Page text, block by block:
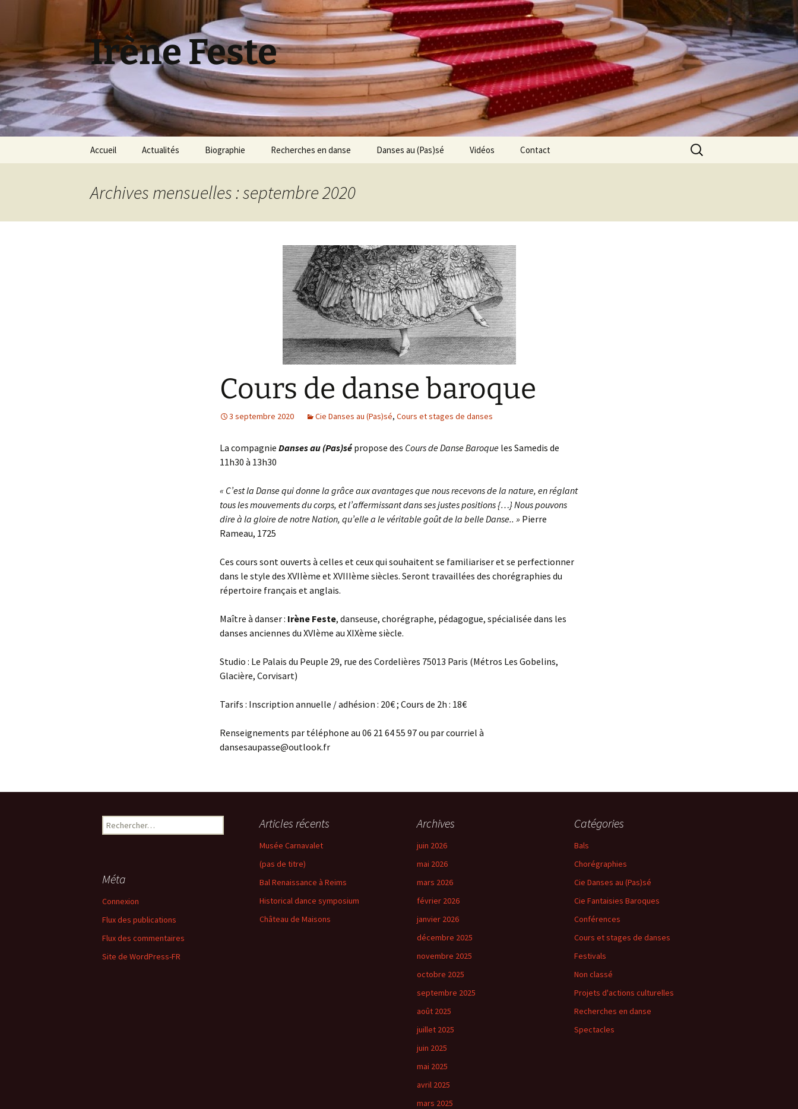
Irène Feste
Accueil Actualités Biographie Recherches en danse
200 ans de traités de
danse 1823 – 2023
Danse baroque
« Le Maître à danser », de
Pierre Rameau
Danses au (Pas)sé
chaussons
Une petite histoire de la
danse baroque
Les Illustres
Terpsichores
Vidéos Contact
Rechercher :
Archives mensuelles : septembre 2020
Cours de danse baroque
3 septembre 2020 Cie Danses au (Pas)sé, Cours et stages de danses
La compagnie Danses au (Pas)sé propose des Cours de Danse Baroque les Samedis de
11h30 à 13h30
« C’est la Danse qui donne la grâce aux avantages que nous recevons de la nature, en réglant
tous les mouvements du corps, et l’affermissant dans ses justes positions {…} Nous pouvons
dire à la gloire de notre Nation, qu’elle a le véritable goût de la belle Danse.. » Pierre
Rameau, 1725
Ces cours sont ouverts à celles et ceux qui souhaitent se familiariser et se perfectionner
dans le style des XVIIème et XVIIIème siècles. Seront travaillées des chorégraphies du
répertoire français et anglais.
Maître à danser : Irène Feste, danseuse, chorégraphe, pédagogue, spécialisée dans les
danses anciennes du XVIème au XIXème siècle.
Studio : Le Palais du Peuple 29, rue des Cordelières 75013 Paris (Métros Les Gobelins,
Glacière, Corvisart)
Tarifs : Inscription annuelle / adhésion : 20€ ; Cours de 2h : 18€
Renseignements par téléphone au 06 21 64 55 97 ou par courriel à
dansesaupasse@outlook.fr
Rechercher : Articles récents
Musée Carnavalet
(pas de titre)
Bal Renaissance à Reims
Historical dance symposium
Château de Maisons
Archives
juin 2026
mai 2026
mars 2026
février 2026
janvier 2026
décembre 2025
novembre 2025
octobre 2025
septembre 2025
août 2025
juillet 2025
juin 2025
mai 2025
avril 2025
mars 2025
Catégories
Bals
Chorégraphies
Cie Danses au (Pas)sé
Cie Fantaisies Baroques
Conférences
Cours et stages de danses
Festivals
Non classé
Projets d'actions culturelles
Recherches en danse
Spectacles
Méta
Connexion
Flux des publications
Flux des commentaires
Site de WordPress-FR